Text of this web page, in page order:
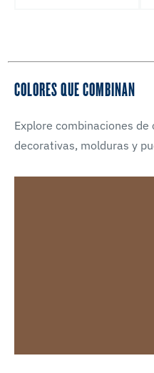
COLORES QUE COMBINAN
Explore combinaciones
decorativas, molduras y